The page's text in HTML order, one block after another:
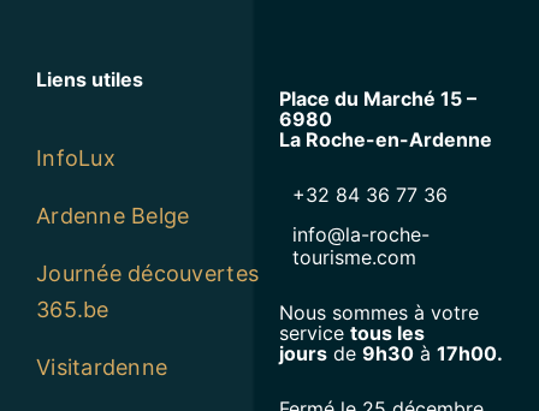
Liens utiles
InfoLux
Ardenne Belge
Journée découvertes
365.be
Visitardenne
Place du Marché 15 –
6980
La Roche-en-Ardenne
+32 84 36 77 36
info@la-roche-
tourisme.com
Nous sommes à votre
service tous les
joursde 9h30à 17h00.